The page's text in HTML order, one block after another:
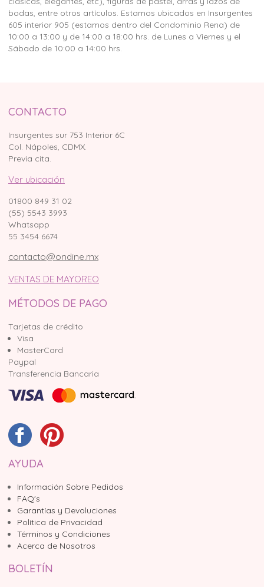
bodas, entre otros artículos. Estamos ubicados en Insurgentes
605 interior 905 (estamos dentro del Condominio Rena) de
10:00 a 13:00 y de 14:00 a 18:00 hrs. de Lunes a Viernes y el
Sábado de 10:00 a 14:00 hrs.
CONTACTO
Insurgentes sur 753 Interior 6C
Col. Nápoles, CDMX.
Previa cita.
Ver ubicación
01800 849 31 02
(55) 5543 3993
Whatsapp
55 3454 6674
contacto@ondine.mx
VENTAS DE MAYOREO
MÉTODOS DE PAGO
Tarjetas de crédito
Visa
MasterCard
Paypal
Transferencia Bancaria
AYUDA
Información Sobre Pedidos
FAQ's
Garantías y Devoluciones
Política de Privacidad
Términos y Condiciones
Acerca de Nosotros
BOLETÍN